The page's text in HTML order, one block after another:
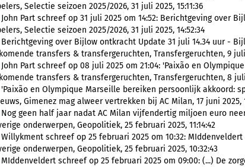
Selectie seizoen 2025/2026, 31 juli 2025, 15:11:36
John Part schreef op 31 juli 2025 om 14:52: Berichtgeving over
Selectie seizoen 2025/2026, 31 juli 2025, 14:52:34
Berichtgeving over Bijlow ontkracht Update 31 juli 14.34 uur -
transfers & transfergeruchten, Transfergeruchten, 9 juli
John Part schreef op 08 juli 2025 om 21:04: 'Paixão en
transfers & transfergeruchten, Transfergeruchten, 8 juli
'Paixão en Olympique Marseille bereiken persoonlijk akkoord:
Gimenez mag alweer vertrekken bij AC Milan, 17 juni 2025,
Nog geen half jaar nadat AC Milan vijfendertig miljoen euro
onderwerpen, Geopolitiek, 25 februari 2025, 11:14:42
Willykment schreef op 25 februari 2025 om 10:32: MIddenveldert
onderwerpen, Geopolitiek, 25 februari 2025, 10:32:43
MIddenveldert schreef op 25 februari 2025 om 09:00: (...) De